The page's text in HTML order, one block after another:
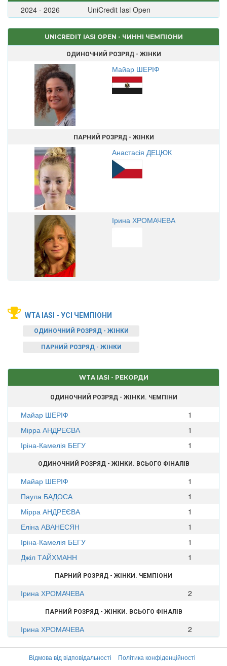
2024 - 2026 UniCredit Iasi Open
UNICREDIT IASI OPEN - ЧИННІ ЧЕМПІОНИ
ОДИНОЧНИЙ РОЗРЯД - ЖІНКИ
Майар ШЕРІФ
ПАРНИЙ РОЗРЯД - ЖІНКИ
Анастасія ДЕЦЮК
Ірина ХРОМАЧЕВА
WTA IASI - УСІ ЧЕМПІОНИ
ОДИНОЧНИЙ РОЗРЯД - ЖІНКИ
ПАРНИЙ РОЗРЯД - ЖІНКИ
WTA IASI - РЕКОРДИ
ОДИНОЧНИЙ РОЗРЯД - ЖІНКИ. ЧЕМПІНИ
Майар ШЕРІФ
1
Мірра АНДРЕЄВА
1
Іріна-Камелія БЕГУ
1
ОДИНОЧНИЙ РОЗРЯД - ЖІНКИ. ВСЬОГО ФІНАЛІВ
Майар ШЕРІФ
1
Паула БАДОСА
1
Мірра АНДРЕЄВА
1
Еліна АВАНЕСЯН
1
Іріна-Камелія БЕГУ
1
Джіл ТАЙХМАНН
1
ПАРНИЙ РОЗРЯД - ЖІНКИ. ЧЕМПІОНИ
Ірина ХРОМАЧЕВА 2
ПАРНИЙ РОЗРЯД - ЖІНКИ. ВСЬОГО ФІНАЛІВ
Ірина ХРОМАЧЕВА 2
Відмова від відповідальності Політика конфіденційності